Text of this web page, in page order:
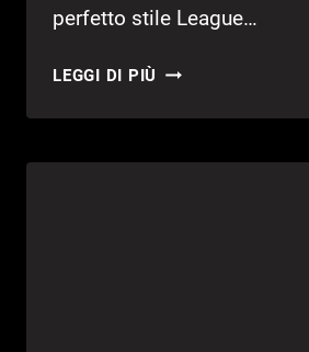
perfetto stile League…
LEGGI DI PIÙ DAVE